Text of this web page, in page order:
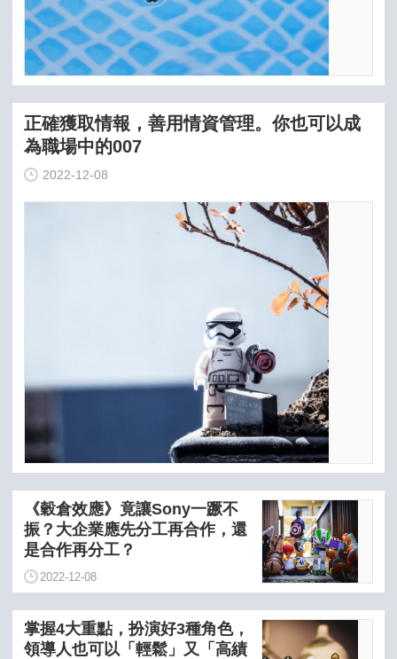
正確獲取情報，善用情資管理。你也可以成
為職場中的007
2022-12-08
《穀倉效應》竟讓Sony一蹶不
振？大企業應先分工再合作，還
是合作再分工？
2022-12-08
掌握4大重點，扮演好3種角色，
領導人也可以「輕鬆」又「高績